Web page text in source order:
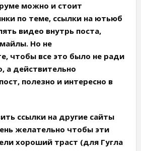
можно и стоит
по теме, ссылки на ютьюб
видео внутрь поста,
Но не
чтобы все это было не ради
а действительно
полезно и интересно в
ссылки на другие сайты
желательно чтобы эти
хороший траст (для Гугла